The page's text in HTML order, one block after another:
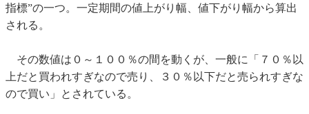
指標”の一つ。一定期間の値上がり幅、値下がり幅から算出
される。
その数値は０～１００％の間を動くが、一般に「７０％以
上だと買われすぎなので売り、３０％以下だと売られすぎな
ので買い」とされている。